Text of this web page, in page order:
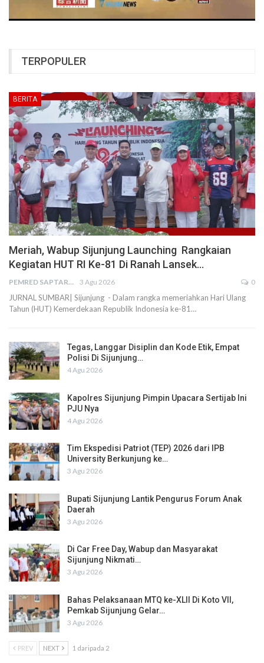
TERPOPULER
BERITA
Meriah, Wabup Sijunjung Launching Rangkaian
Kegiatan HUT RI Ke-81 Di Ranah Lansek…
PEMRED SAPTARIUS 3 Agu 2026 0
JURNAL SUMBAR| Sijunjung - Dalam rangka memeriahkan Hari Ulang
Tahun (HUT) Kemerdekaan Republik Indonesia ke-81…
Tegas, Langgar Disiplin dan Kode Etik, Empat
Polisi Di Sijunjung…
4 Agu 2026
Kapolres Sijunjung Pimpin Upacara Sertijab Ini
PJU Nya
4 Agu 2026
Tim Ekspedisi Patriot (TEP) 2026 dari IPB
University Berkunjung ke…
3 Agu 2026
Bupati Sijunjung Lantik Pengurus Forum Anak
Daerah
3 Agu 2026
Di Car Free Day, Wabup dan Masyarakat
Sijunjung Nikmati…
3 Agu 2026
Bahas Pelaksanaan MTQ ke-XLII Di Koto VII,
Pemkab Sijunjung Gelar…
3 Agu 2026
PREV NEXT 1 daripada 2